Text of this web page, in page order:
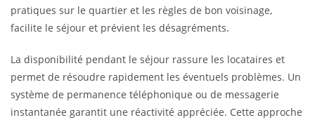
pratiques sur le quartier et les règles de bon voisinage,
facilite le séjour et prévient les désagréments.
La disponibilité pendant le séjour rassure les locataires et
permet de résoudre rapidement les éventuels problèmes. Un
système de permanence téléphonique ou de messagerie
instantanée garantit une réactivité appréciée. Cette approche